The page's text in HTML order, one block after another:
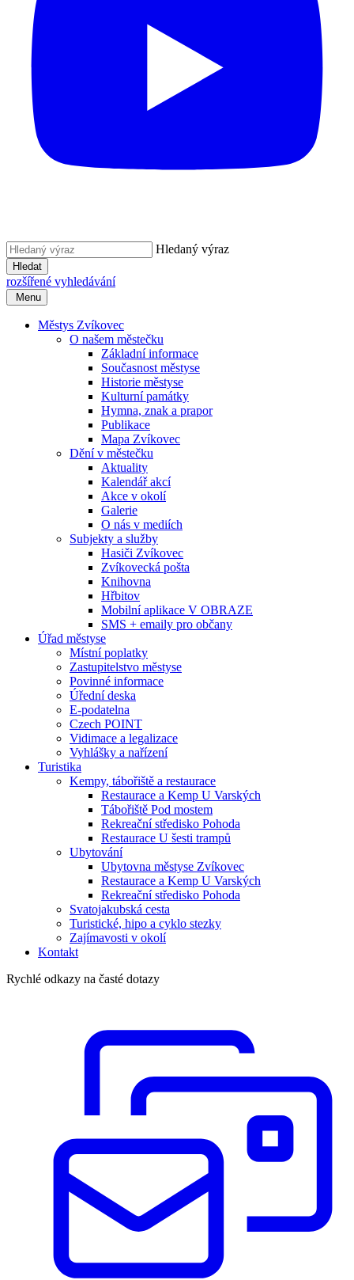
Hledaný výraz
Hledat
rozšířené vyhledávání
Menu
Městys Zvíkovec
O našem městečku
Základní informace
Současnost městyse
Historie městyse
Kulturní památky
Hymna, znak a prapor
Publikace
Mapa Zvíkovec
Dění v městečku
Aktuality
Kalendář akcí
Akce v okolí
Galerie
O nás v mediích
Subjekty a služby
Hasiči Zvíkovec
Zvíkovecká pošta
Knihovna
Hřbitov
Mobilní aplikace V OBRAZE
SMS + emaily pro občany
Úřad městyse
Místní poplatky
Zastupitelstvo městyse
Povinné informace
Úřední deska
E-podatelna
Czech POINT
Vidimace a legalizace
Vyhlášky a nařízení
Turistika
Kempy, tábořiště a restaurace
Restaurace a Kemp U Varských
Tábořiště Pod mostem
Rekreační středisko Pohoda
Restaurace U šesti trampů
Ubytování
Ubytovna městyse Zvíkovec
Restaurace a Kemp U Varských
Rekreační středisko Pohoda
Svatojakubská cesta
Turistické, hipo a cyklo stezky
Zajímavosti v okolí
Kontakt
Rychlé odkazy na časté dotazy